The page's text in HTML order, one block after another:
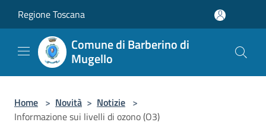
Regione Toscana
Comune di Barberino di
Mugello
Home > Novità > Notizie >
Informazione sui livelli di ozono (O3)